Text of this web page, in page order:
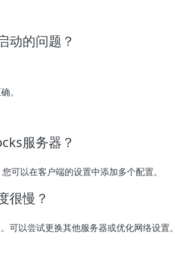
动的问题？
。
服务器？
可以在客户端的设置中添加多个配置。
很慢？
可以尝试更换其他服务器或优化网络设置。